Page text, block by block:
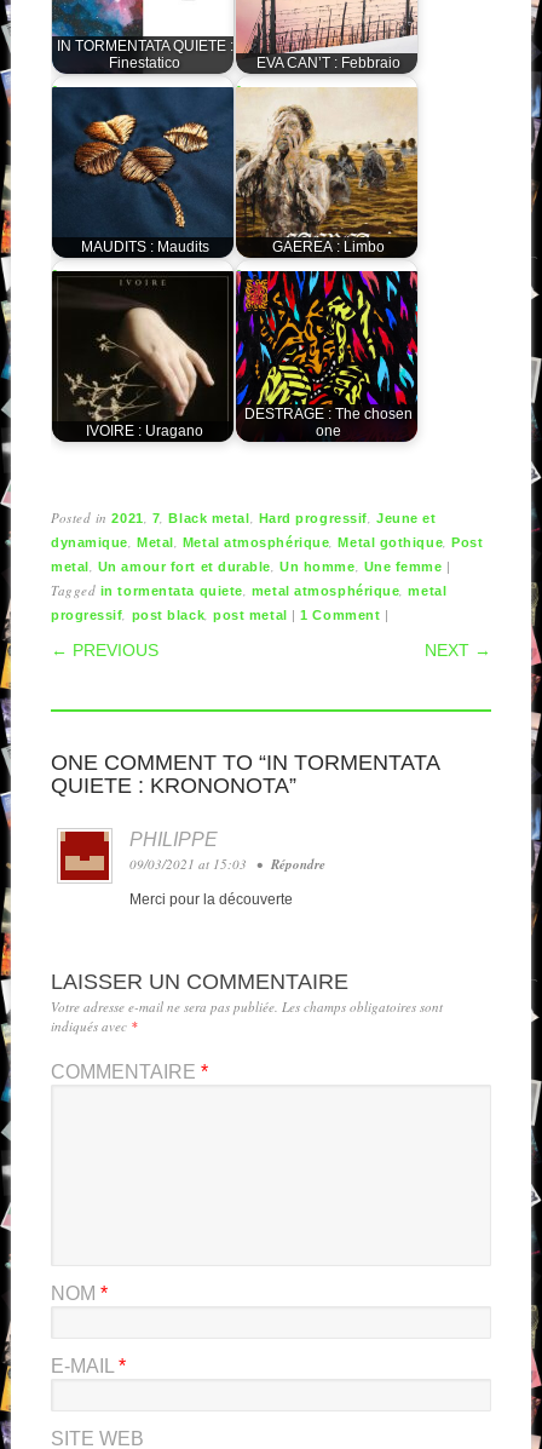
IN TORMENTATA QUIETE :
Finestatico
EVA CAN’T : Febbraio
MAUDITS : Maudits GAEREA : Limbo
IVOIRE : Uragano
DESTRAGE : The chosen
one
Posted in2021, 7,Black metal, Hard progressif, Jeune et
dynamique,Metal, Metal atmosphérique,Metal gothique,Post
metal, Un amour fort et durable,Un homme, Une femme |
Tagged in tormentata quiete, metal atmosphérique,metal
progressif, post black,post metal |1 Comment |
POST NAVIGATION
← PREVIOUS NEXT →
ONE COMMENT TO “IN TORMENTATA
QUIETE : KRONONOTA”
PHILIPPE
09/03/2021 at 15:03 • Répondre
Merci pour la découverte
LAISSER UN COMMENTAIRE
Votre adresse e-mail ne sera pas publiée. Les champs obligatoires sont
indiqués avec *
COMMENTAIRE *
NOM *
E-MAIL *
SITE WEB